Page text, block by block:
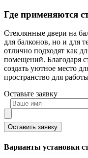
Где применяются
Стеклянные двери на
для балконов, но и для
отлично подходят как
помещений. Благодаря
создать уютное место
пространство для
Оставьте заявку
Оставить заявку
Варианты установки